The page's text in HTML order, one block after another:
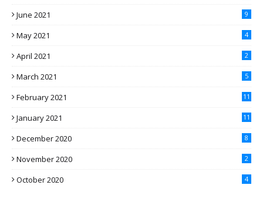
June 2021 9
May 2021 4
April 2021 2
March 2021 5
February 2021 11
January 2021 11
December 2020 8
November 2020 2
October 2020 4